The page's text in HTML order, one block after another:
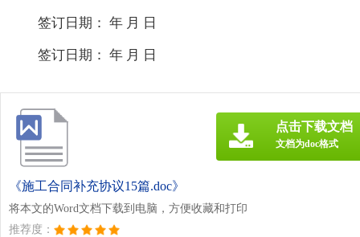
签订日期： 年 月 日
签订日期： 年 月 日
《施工合同补充协议15篇.doc》
将本文的Word文档下载到电脑，方便收藏和打印
推荐度：
点击下载文档
文档为doc格式